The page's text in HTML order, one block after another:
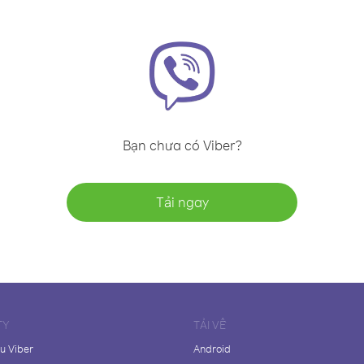
Bạn chưa có Viber?
Tải ngay
Viber
TẢI VỀ
Android